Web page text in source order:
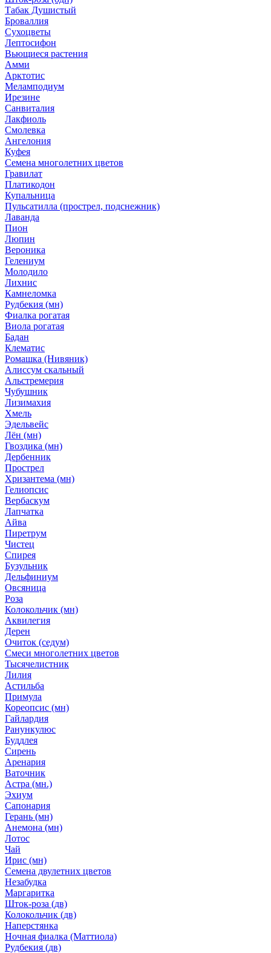
Табак Душистый
Броваллия
Сухоцветы
Лептосифон
Вьющиеся растения
Амми
Арктотис
Меламподиум
Ирезине
Санвиталия
Лакфиоль
Смолевка
Ангелония
Куфея
Семена многолетних цветов
Гравилат
Платикодон
Купальница
Пульсатилла (прострел, подснежник)
Лаванда
Пион
Люпин
Вероника
Гелениум
Молодило
Лихнис
Камнеломка
Рудбекия (мн)
Фиалка рогатая
Виола рогатая
Бадан
Клематис
Ромашка (Нивяник)
Алиссум скальный
Альстремерия
Чубушник
Лизимахия
Хмель
Эдельвейс
Лён (мн)
Гвоздика (мн)
Дербенник
Прострел
Хризантема (мн)
Гелиопсис
Вербаскум
Лапчатка
Айва
Пиретрум
Чистец
Спирея
Бузульник
Дельфиниум
Овсяница
Роза
Колокольчик (мн)
Аквилегия
Дерен
Очиток (седум)
Смеси многолетних цветов
Тысячелистник
Лилия
Астильба
Примула
Кореопсис (мн)
Гайлардия
Ранункулюс
Буддлея
Сирень
Аренария
Ваточник
Астра (мн.)
Эхиум
Сапонария
Герань (мн)
Анемона (мн)
Лотос
Чай
Ирис (мн)
Семена двулетних цветов
Незабудка
Маргаритка
Шток-роза (дв)
Колокольчик (дв)
Наперстянка
Ночная фиалка (Маттиола)
Рудбекия (дв)